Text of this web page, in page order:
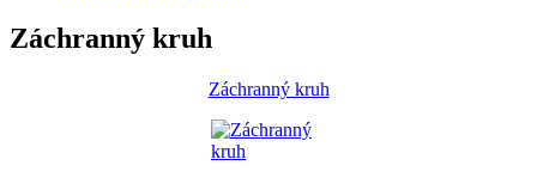
Záchranný kruh
Záchranný kruh